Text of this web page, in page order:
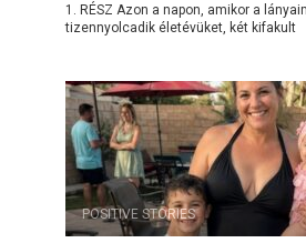
1. RÉSZ Azon a napon, amikor a
tizennyolcadik életévüket, két kifakult
POSITIVE STORIES